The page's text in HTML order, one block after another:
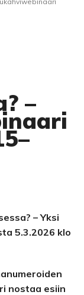
–
– Yksi
5.3.2026 klo
nostaa esiin